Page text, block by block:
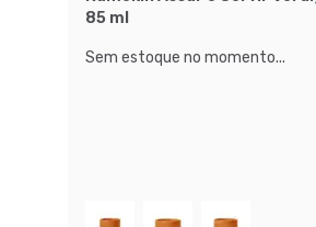
85 ml
Sem estoque no momento...